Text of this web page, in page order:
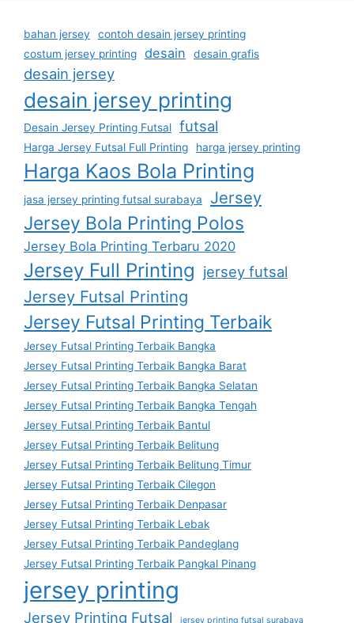
bahan jersey
contoh desain jersey printing
costum jersey printing
desain desain grafis
desain jersey
desain jersey printing
Desain Jersey Printing Futsal futsal
Harga Jersey Futsal Full Printing harga jersey printing
Harga Kaos Bola Printing
jasa jersey printing futsal surabaya Jersey
Jersey Bola Printing Polos
Jersey Bola Printing Terbaru 2020
Jersey Full Printing jersey futsal
Jersey Futsal Printing
Jersey Futsal Printing Terbaik
Jersey Futsal Printing Terbaik Bangka
Jersey Futsal Printing Terbaik Bangka Barat
Jersey Futsal Printing Terbaik Bangka Selatan
Jersey Futsal Printing Terbaik Bangka Tengah
Jersey Futsal Printing Terbaik Bantul
Jersey Futsal Printing Terbaik Belitung
Jersey Futsal Printing Terbaik Belitung Timur
Jersey Futsal Printing Terbaik Cilegon
Jersey Futsal Printing Terbaik Denpasar
Jersey Futsal Printing Terbaik Lebak
Jersey Futsal Printing Terbaik Pandeglang
Jersey Futsal Printing Terbaik Pangkal Pinang
jersey printing
Jersey Printing Futsal jersey printing futsal surabaya